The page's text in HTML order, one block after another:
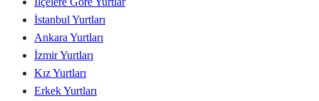
İstanbul Yurtları
Ankara Yurtları
İzmir Yurtları
Kız Yurtları
Erkek Yurtları